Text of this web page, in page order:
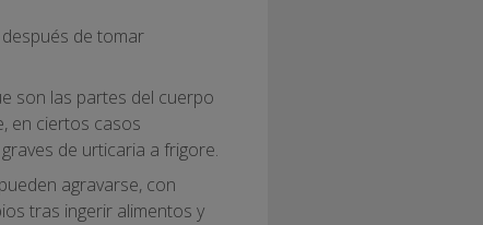
de tomar
son las partes del cuerpo
en ciertos casos
de urticaria a frigore.
agravarse, con
tras ingerir alimentos y